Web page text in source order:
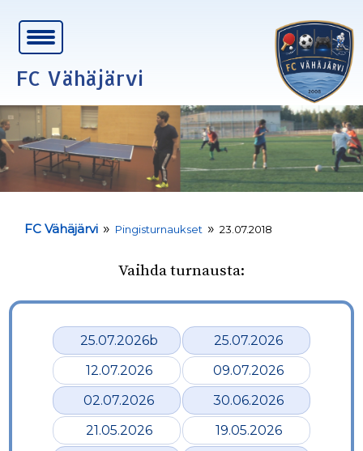
FC Vähäjärvi
FC Vähäjärvi » Pingisturnaukset » 23.07.2018
Vaihda turnausta:
25.07.2026b
25.07.2026
12.07.2026
09.07.2026
02.07.2026
30.06.2026
21.05.2026
19.05.2026